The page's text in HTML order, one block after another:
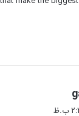
:
ف